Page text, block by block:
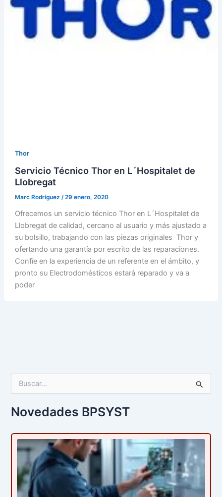
Thor
Servicio Técnico Thor en L´Hospitalet de
Llobregat
Marc Rodríguez /29 enero, 2020
Ofrecemos un servicio técnico Thor en L´Hospitalet de
Llobregat de calidad, cercano al usuario y más ajustado a
su bolsillo, trabajando con las piezas originales Thor y
ofertando una garantía por escrito de las reparaciones.
Confíe en la experiencia de un referente en el ámbito, y
pronto su Electrodomésticos estará reparado y va a
poder
c
a
p
Novedades BPSYST